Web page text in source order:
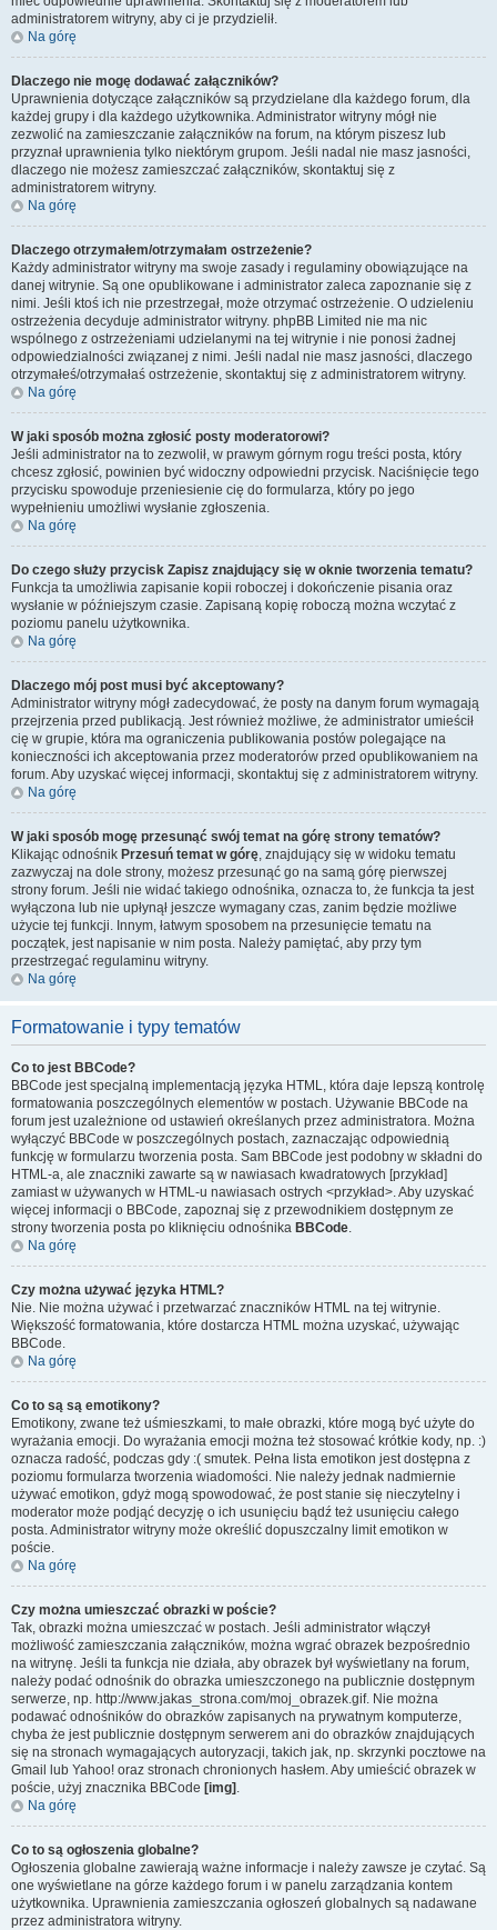
administratorem witryny, aby ci je przydzielił.
Na górę
Dlaczego nie mogę dodawać załączników?
Uprawnienia dotyczące załączników są przydzielane dla każdego forum, dla
każdej grupy i dla każdego użytkownika. Administrator witryny mógł nie
zezwolić na zamieszczanie załączników na forum, na którym piszesz lub
przyznał uprawnienia tylko niektórym grupom. Jeśli nadal nie masz jasności,
dlaczego nie możesz zamieszczać załączników, skontaktuj się z
administratorem witryny.
Na górę
Dlaczego otrzymałem/otrzymałam ostrzeżenie?
Każdy administrator witryny ma swoje zasady i regulaminy obowiązujące na
danej witrynie. Są one opublikowane i administrator zaleca zapoznanie się z
nimi. Jeśli ktoś ich nie przestrzegał, może otrzymać ostrzeżenie. O udzieleniu
ostrzeżenia decyduje administrator witryny. phpBB Limited nie ma nic
wspólnego z ostrzeżeniami udzielanymi na tej witrynie i nie ponosi żadnej
odpowiedzialności związanej z nimi. Jeśli nadal nie masz jasności, dlaczego
otrzymałeś/otrzymałaś ostrzeżenie, skontaktuj się z administratorem witryny.
Na górę
W jaki sposób można zgłosić posty moderatorowi?
Jeśli administrator na to zezwolił, w prawym górnym rogu treści posta, który
chcesz zgłosić, powinien być widoczny odpowiedni przycisk. Naciśnięcie tego
przycisku spowoduje przeniesienie cię do formularza, który po jego
wypełnieniu umożliwi wysłanie zgłoszenia.
Na górę
Do czego służy przycisk Zapisz znajdujący się w oknie tworzenia tematu?
Funkcja ta umożliwia zapisanie kopii roboczej i dokończenie pisania oraz
wysłanie w późniejszym czasie. Zapisaną kopię roboczą można wczytać z
poziomu panelu użytkownika.
Na górę
Dlaczego mój post musi być akceptowany?
Administrator witryny mógł zadecydować, że posty na danym forum wymagają
przejrzenia przed publikacją. Jest również możliwe, że administrator umieścił
cię w grupie, która ma ograniczenia publikowania postów polegające na
konieczności ich akceptowania przez moderatorów przed opublikowaniem na
forum. Aby uzyskać więcej informacji, skontaktuj się z administratorem witryny.
Na górę
W jaki sposób mogę przesunąć swój temat na górę strony tematów?
Klikając odnośnik Przesuń temat w górę, znajdujący się w widoku tematu
zazwyczaj na dole strony, możesz przesunąć go na samą górę pierwszej
strony forum. Jeśli nie widać takiego odnośnika, oznacza to, że funkcja ta jest
wyłączona lub nie upłynął jeszcze wymagany czas, zanim będzie możliwe
użycie tej funkcji. Innym, łatwym sposobem na przesunięcie tematu na
początek, jest napisanie w nim posta. Należy pamiętać, aby przy tym
przestrzegać regulaminu witryny.
Na górę
Formatowanie i typy tematów
Co to jest BBCode?
BBCode jest specjalną implementacją języka HTML, która daje lepszą kontrolę
formatowania poszczególnych elementów w postach. Używanie BBCode na
forum jest uzależnione od ustawień określanych przez administratora. Można
wyłączyć BBCode w poszczególnych postach, zaznaczając odpowiednią
funkcję w formularzu tworzenia posta. Sam BBCode jest podobny w składni do
HTML-a, ale znaczniki zawarte są w nawiasach kwadratowych [przykład]
zamiast w używanych w HTML-u nawiasach ostrych <przykład>. Aby uzyskać
więcej informacji o BBCode, zapoznaj się z przewodnikiem dostępnym ze
strony tworzenia posta po kliknięciu odnośnika BBCode.
Na górę
Czy można używać języka HTML?
Nie. Nie można używać i przetwarzać znaczników HTML na tej witrynie.
Większość formatowania, które dostarcza HTML można uzyskać, używając
BBCode.
Na górę
Co to są są emotikony?
Emotikony, zwane też uśmieszkami, to małe obrazki, które mogą być użyte do
wyrażania emocji. Do wyrażania emocji można też stosować krótkie kody, np. :)
oznacza radość, podczas gdy :( smutek. Pełna lista emotikon jest dostępna z
poziomu formularza tworzenia wiadomości. Nie należy jednak nadmiernie
używać emotikon, gdyż mogą spowodować, że post stanie się nieczytelny i
moderator może podjąć decyzję o ich usunięciu bądź też usunięciu całego
posta. Administrator witryny może określić dopuszczalny limit emotikon w
poście.
Na górę
Czy można umieszczać obrazki w poście?
Tak, obrazki można umieszczać w postach. Jeśli administrator włączył
możliwość zamieszczania załączników, można wgrać obrazek bezpośrednio
na witrynę. Jeśli ta funkcja nie działa, aby obrazek był wyświetlany na forum,
należy podać odnośnik do obrazka umieszczonego na publicznie dostępnym
serwerze, np. http://www.jakas_strona.com/moj_obrazek.gif. Nie można
podawać odnośników do obrazków zapisanych na prywatnym komputerze,
chyba że jest publicznie dostępnym serwerem ani do obrazków znajdujących
się na stronach wymagających autoryzacji, takich jak, np. skrzynki pocztowe na
Gmail lub Yahoo! oraz stronach chronionych hasłem. Aby umieścić obrazek w
poście, użyj znacznika BBCode [img] .
Na górę
Co to są ogłoszenia globalne?
Ogłoszenia globalne zawierają ważne informacje i należy zawsze je czytać. Są
one wyświetlane na górze każdego forum i w panelu zarządzania kontem
użytkownika. Uprawnienia zamieszczania ogłoszeń globalnych są nadawane
przez administratora witryny.